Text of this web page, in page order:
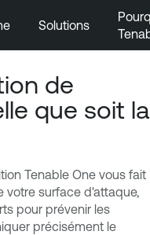
Solutions
de
que soit la
Tenable One vous fait
votre surface d'attaque,
pour prévenir les
précisément le